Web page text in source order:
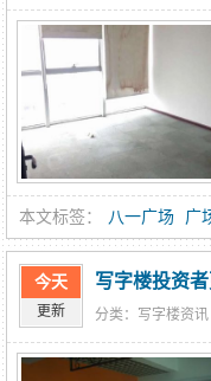
本文标签： 八一广场 广
今天
更新
写字楼投资
分类：写字楼资讯 |